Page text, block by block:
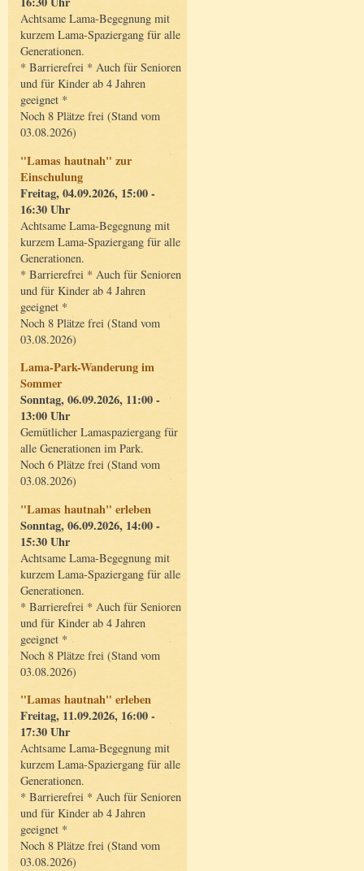
Achtsame Lama-Begegnung mit
kurzem Lama-Spaziergang für alle
Generationen.
* Barrierefrei * Auch für Senioren
und für Kinder ab 4 Jahren
geeignet *
Noch 8 Plätze frei (Stand vom
03.08.2026)
"Lamas hautnah" zur
Einschulung
Freitag, 04.09.2026, 15:00 -
16:30 Uhr
Achtsame Lama-Begegnung mit
kurzem Lama-Spaziergang für alle
Generationen.
* Barrierefrei * Auch für Senioren
und für Kinder ab 4 Jahren
geeignet *
Noch 8 Plätze frei (Stand vom
03.08.2026)
Lama-Park-Wanderung im
Sommer
Sonntag, 06.09.2026, 11:00 -
13:00 Uhr
Gemütlicher Lamaspaziergang für
alle Generationen im Park.
Noch 6 Plätze frei (Stand vom
03.08.2026)
"Lamas hautnah" erleben
Sonntag, 06.09.2026, 14:00 -
15:30 Uhr
Achtsame Lama-Begegnung mit
kurzem Lama-Spaziergang für alle
Generationen.
* Barrierefrei * Auch für Senioren
und für Kinder ab 4 Jahren
geeignet *
Noch 8 Plätze frei (Stand vom
03.08.2026)
"Lamas hautnah" erleben
Freitag, 11.09.2026, 16:00 -
17:30 Uhr
Achtsame Lama-Begegnung mit
kurzem Lama-Spaziergang für alle
Generationen.
* Barrierefrei * Auch für Senioren
und für Kinder ab 4 Jahren
geeignet *
Noch 8 Plätze frei (Stand vom
03.08.2026)